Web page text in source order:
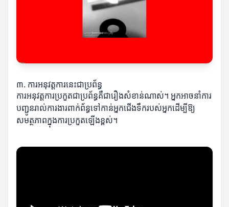
៣. ការអនុវត្តការនេះជាប្រព័ន្ធ
ការអនុវត្តការប្រកួតជាប្រព័ន្ធគឺជារឿងសំខាន់ណាស់។ អ្នកអាចនាំការ
បញ្ជូនរាល់ការងារពាក់ព័ន្ធទៅកាន់អ្នកជើងទឹករបស់អ្នកដើម្បីឱ្យ
សមត្ថភាពក្នុងការប្រកួតឡើងខ្ពស់។